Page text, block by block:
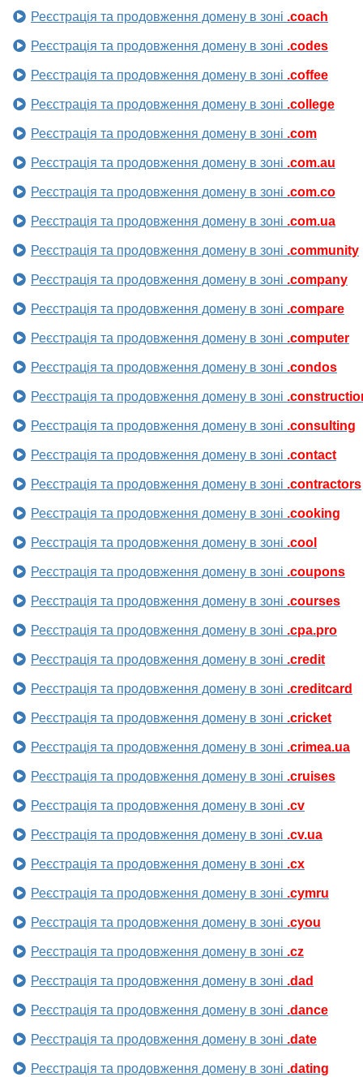
Реєстрація та продовження домену в зоні .coach
Реєстрація та продовження домену в зоні .codes
Реєстрація та продовження домену в зоні .coffee
Реєстрація та продовження домену в зоні .college
Реєстрація та продовження домену в зоні .com
Реєстрація та продовження домену в зоні .com.au
Реєстрація та продовження домену в зоні .com.co
Реєстрація та продовження домену в зоні .com.ua
Реєстрація та продовження домену в зоні .community
Реєстрація та продовження домену в зоні .company
Реєстрація та продовження домену в зоні .compare
Реєстрація та продовження домену в зоні .computer
Реєстрація та продовження домену в зоні .condos
Реєстрація та продовження домену в зоні
Реєстрація та продовження домену в зоні .consulting
Реєстрація та продовження домену в зоні .contact
Реєстрація та продовження домену в зоні .contractors
Реєстрація та продовження домену в зоні .cooking
Реєстрація та продовження домену в зоні .cool
Реєстрація та продовження домену в зоні .coupons
Реєстрація та продовження домену в зоні .courses
Реєстрація та продовження домену в зоні .cpa.pro
Реєстрація та продовження домену в зоні .credit
Реєстрація та продовження домену в зоні .creditcard
Реєстрація та продовження домену в зоні .cricket
Реєстрація та продовження домену в зоні .crimea.ua
Реєстрація та продовження домену в зоні .cruises
Реєстрація та продовження домену в зоні .cv
Реєстрація та продовження домену в зоні .cv.ua
Реєстрація та продовження домену в зоні .cx
Реєстрація та продовження домену в зоні .cymru
Реєстрація та продовження домену в зоні .cyou
Реєстрація та продовження домену в зоні .cz
Реєстрація та продовження домену в зоні .dad
Реєстрація та продовження домену в зоні .dance
Реєстрація та продовження домену в зоні .date
Реєстрація та продовження домену в зоні .dating